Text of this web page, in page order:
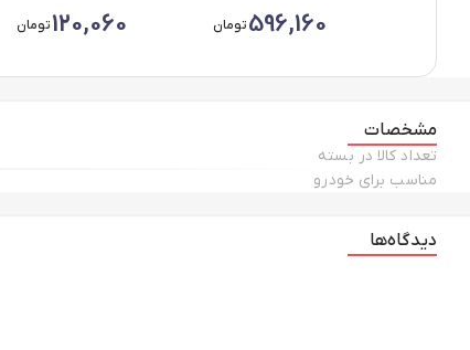
596,160تومان 120,060تومان
مشخصات
تعداد کالا در بسته
مناسب برای خودرو
دیدگاه‌ها